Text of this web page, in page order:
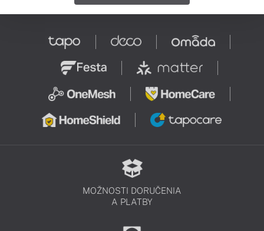
MOŽNOSTI DORUČENIA
A PLATBY